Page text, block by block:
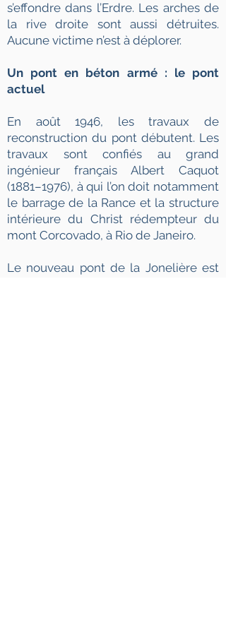
s’effondre dans l’Erdre. Les arches de
la rive droite sont aussi détruites.
Aucune victime n’est à déplorer.
Un pont en béton armé : le pont
actuel
En août 1946, les travaux de
reconstruction du pont débutent. Les
travaux sont confiés au grand
ingénieur français Albert Caquot
(1881–1976), à qui l’on doit notamment
le barrage de la Rance et la structure
intérieure du Christ rédempteur du
mont Corcovado, à Rio de Janeiro.
Le nouveau pont de la Jonelière est